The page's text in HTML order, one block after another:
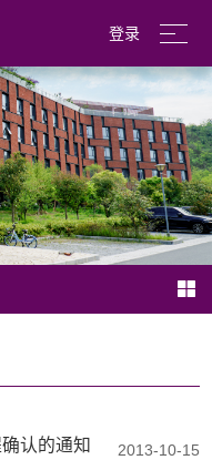
登录
English
认的通知 2013-10-15